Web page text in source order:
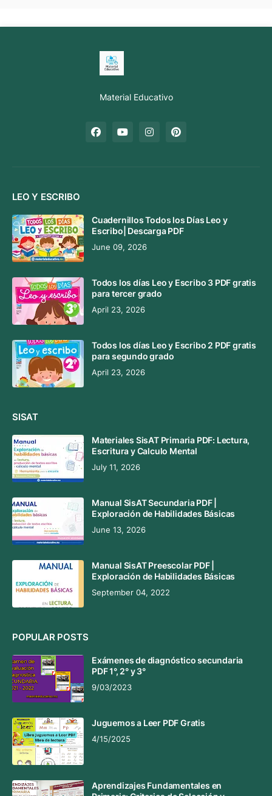
Material Educativo
LEO Y ESCRIBO
Cuadernillos Todos los Días Leo y
Escribo| Descarga PDF
June 09, 2026
Todos los días Leo y Escribo 3 PDF gratis
para tercer grado
April 23, 2026
Todos los días Leo y Escribo 2 PDF gratis
para segundo grado
April 23, 2026
SISAT
Materiales SisAT Primaria PDF: Lectura,
Escritura y Calculo Mental
July 11, 2026
Manual SisAT Secundaria PDF |
Exploración de Habilidades Básicas
June 13, 2026
Manual SisAT Preescolar PDF |
Exploración de Habilidades Básicas
September 04, 2022
POPULAR POSTS
Exámenes de diagnóstico secundaria
PDF 1°, 2° y 3°
9/03/2023
Juguemos a Leer PDF Gratis
4/15/2025
Aprendizajes Fundamentales en